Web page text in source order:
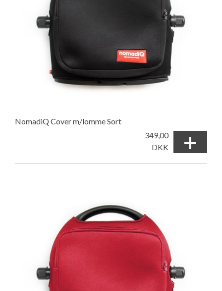
NomadiQ Cover m/lomme Sort
349,00
DKK
+